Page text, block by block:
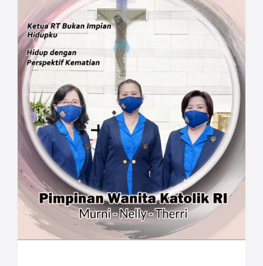
kepada mereka agar dapat berkreativitas,
berkarya, berinovasi, namun tetap
didampingi oleh para senior agar tetap
terarah sesuai visi misi organisasi. Para
senior juga harus berani dan tidak pelit
mentransfer ilmu dan pengalaman, tetapi
terbuka terhadap pendapat lain.